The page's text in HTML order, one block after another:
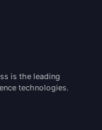
is the leading
technologies.